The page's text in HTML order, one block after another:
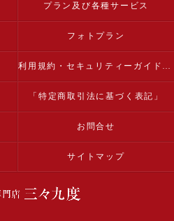
プラン及び各種サービス
フォトプラン
利用規約・セキュリティーガイドライン
「特定商取引法に基づく表記」
お問合せ
サイトマップ